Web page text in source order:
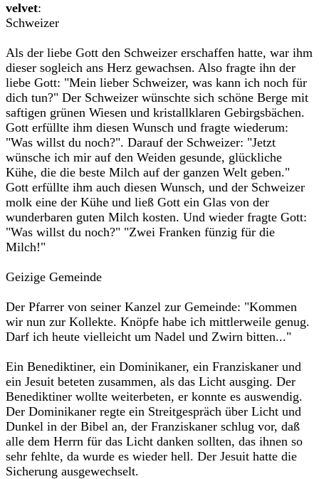
velvet:
Schweizer
Als der liebe Gott den Schweizer erschaffen hatte, war ihm
dieser sogleich ans Herz gewachsen. Also fragte ihn der
liebe Gott: "Mein lieber Schweizer, was kann ich noch für
dich tun?" Der Schweizer wünschte sich schöne Berge mit
saftigen grünen Wiesen und kristallklaren Gebirgsbächen.
Gott erfüllte ihm diesen Wunsch und fragte wiederum:
"Was willst du noch?". Darauf der Schweizer: "Jetzt
wünsche ich mir auf den Weiden gesunde, glückliche
Kühe, die die beste Milch auf der ganzen Welt geben."
Gott erfüllte ihm auch diesen Wunsch, und der Schweizer
molk eine der Kühe und ließ Gott ein Glas von der
wunderbaren guten Milch kosten. Und wieder fragte Gott:
"Was willst du noch?" "Zwei Franken fünzig für die
Milch!"
Geizige Gemeinde
Der Pfarrer von seiner Kanzel zur Gemeinde: "Kommen
wir nun zur Kollekte. Knöpfe habe ich mittlerweile genug.
Darf ich heute vielleicht um Nadel und Zwirn bitten..."
Ein Benediktiner, ein Dominikaner, ein Franziskaner und
ein Jesuit beteten zusammen, als das Licht ausging. Der
Benediktiner wollte weiterbeten, er konnte es auswendig.
Der Dominikaner regte ein Streitgespräch über Licht und
Dunkel in der Bibel an, der Franziskaner schlug vor, daß
alle dem Herrn für das Licht danken sollten, das ihnen so
sehr fehlte, da wurde es wieder hell. Der Jesuit hatte die
Sicherung ausgewechselt.